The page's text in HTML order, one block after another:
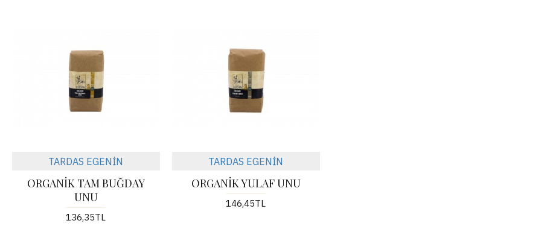
TARDAS EGENİN
ORGANİK TAM BUĞDAY
UNU
136,35TL
TARDAS EGENİN
ORGANİK YULAF UNU
146,45TL